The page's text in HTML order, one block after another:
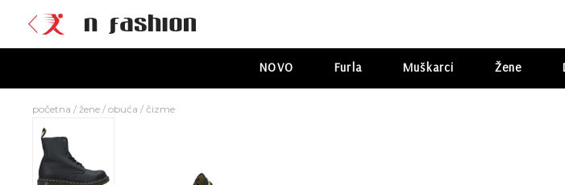
NOVO Furla Muškarci Žene
početna / žene / obuća / čizme